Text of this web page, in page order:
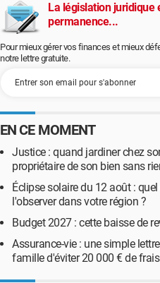
La législation juridique
permanence...
Pour mieux gérer vos finances et mieux
notre lettre gratuite.
EN CE MOMENT
Justice : quand jardiner chez
propriétaire de son bien sans
Éclipse solaire du 12 août :
l'observer dans votre région ?
Budget 2027 : cette baisse de
Assurance-vie : une simple
famille d'éviter 20 000 € de